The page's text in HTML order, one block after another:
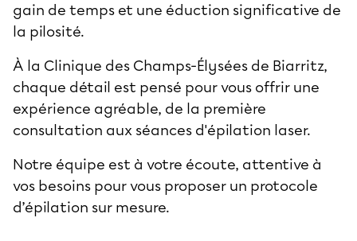
gain de temps et une éduction significative de
la pilosité.
À la Clinique des Champs-Élysées de Biarritz,
chaque détail est pensé pour vous offrir une
expérience agréable, de la première
consultation aux séances d'épilation laser.
Notre équipe est à votre écoute, attentive à
vos besoins pour vous proposer un protocole
d’épilation sur mesure.